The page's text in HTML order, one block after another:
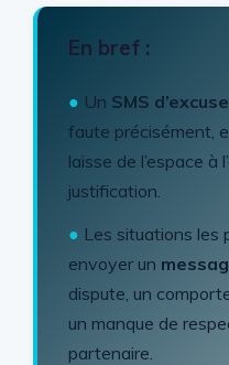
En bref :
● Un SMS
faute précisément,
laisse de l’espace
justification.
● Les situations les
envoyer un
dispute, un
un manque de
partenaire.